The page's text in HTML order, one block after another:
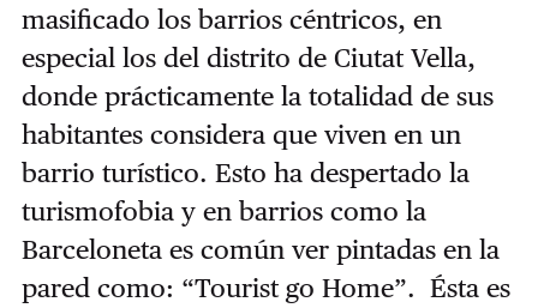
masificado los barrios céntricos, en
especial los del distrito de Ciutat Vella,
donde prácticamente la totalidad de sus
habitantes considera que viven en un
barrio turístico. Esto ha despertado la
turismofobia y en barrios como la
Barceloneta es común ver pintadas en la
pared como: “Tourist go Home”. Ésta es